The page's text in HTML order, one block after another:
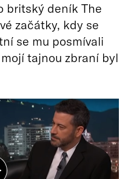
britský deník The
začátky, kdy se
se mu posmívali
tajnou zbraní byl